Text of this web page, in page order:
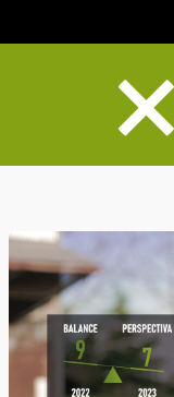
al